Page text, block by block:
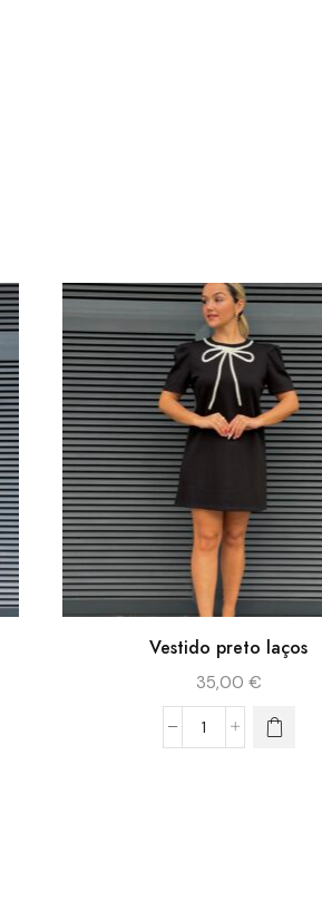
Vestido preto laços
35,00 €